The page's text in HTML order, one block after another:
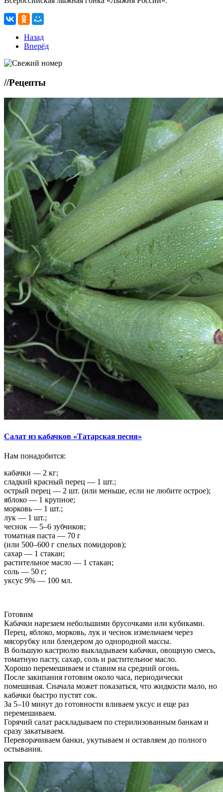
Назад
Вперёд
//Рецепты
Салат из кабачков «Татарская песня»
Нам понадобится:
кабачки — 2 кг;
сладкий красный перец — 1 шт.;
острый перец — 2 шт. (или меньше, если не любите острое);
яблоко — 1 крупное;
морковь — 1 шт.;
лук — 1 шт.;
чеснок — 5–6 зубчиков;
томатная паста — 70 г
(или 500–600 г спелых помидоров);
сахар — 1 стакан;
растительное масло — 1 стакан;
соль — 50 г;
уксус 9% — 100 мл.
Готовим
Кабачки нарезаем небольшими брусочками или кубиками.
Перец, яблоко, морковь, лук и чеснок измельчаем через
мясорубку или блендером до однородной массы.
В большую кастрюлю выкладываем кабачки, овощную смесь,
томатную пасту, сахар, соль и растительное масло.
Хорошо перемешиваем и ставим на средний огонь.
После закипания готовим около часа, периодически
помешивая. Сначала может показаться, что жидкости мало, но
кабачки быстро пустят сок.
За 5–10 минут до готовности вливаем уксус и еще раз
перемешиваем.
Горячий салат раскладываем по стерилизованным банкам и
сразу закатываем.
Переворачиваем банки, укутываем и оставляем до полного
остывания.